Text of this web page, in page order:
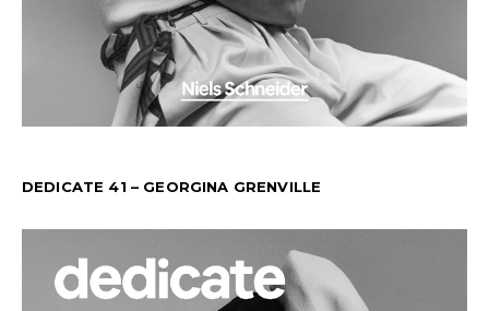
DEDICATE 41 – GEORGINA GRENVILLE